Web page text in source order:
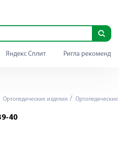
Яндекс Сплит Ригла
Ортопедические изделия Ортопедические
40